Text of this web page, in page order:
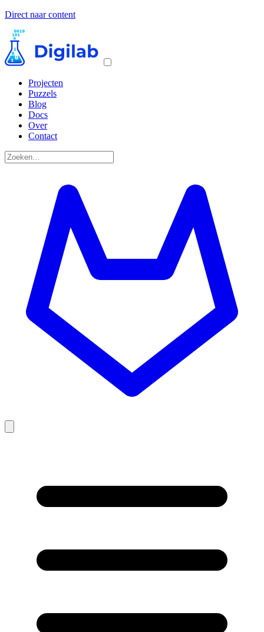
Direct naar content
Projecten
Puzzels
Blog
Docs
Over
Contact